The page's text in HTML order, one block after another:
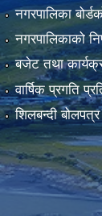
नगरपालिका
नगरपालिकाको
बजेट तथा
वार्षिक प्रगति
शिलबन्दी